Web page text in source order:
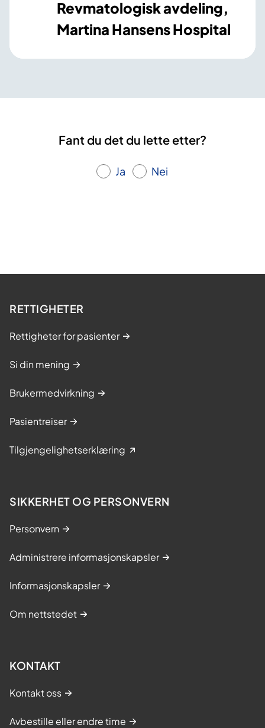
Revmatologisk avdeling,
Martina Hansens Hospital
Fant du det du lette etter?
Ja Nei
RETTIGHETER
Rettigheter for pasienter
Si din mening
Brukermedvirkning
Pasientreiser
Tilgjengelighetserklæring
SIKKERHET OG PERSONVERN
Personvern
Administrere informasjonskapsler
Informasjonskapsler
Om nettstedet
KONTAKT
Kontakt oss
Avbestille eller endre time